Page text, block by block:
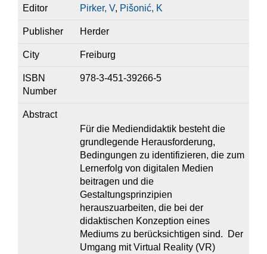
Editor Pirker, V, Pišonić, K
Publisher Herder
City Freiburg
ISBN
Number
978-3-451-39266-5
Abstract
Für die Mediendidaktik besteht die
grundlegende Herausforderung,
Bedingungen zu identifizieren, die zum
Lernerfolg von digitalen Medien
beitragen und die
Gestaltungsprinzipien
herauszuarbeiten, die bei der
didaktischen Konzeption eines
Mediums zu berücksichtigen sind. Der
Umgang mit Virtual Reality (VR)